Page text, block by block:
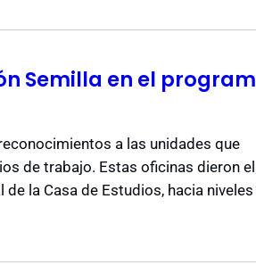
Semilla en el
a las unidades que
de trabajo. Estas oficinas dieron
la Casa de Estudios, hacia